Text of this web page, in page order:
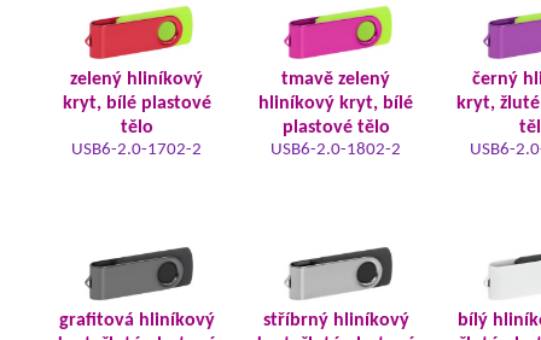
zelený hliníkový
kryt, bílé plastové
tělo
USB6-2.0-1702-2
tmavě zelený
hliníkový kryt, bílé
plastové tělo
USB6-2.0-1802-2
černý
kryt,
USB6-
grafitová hliníkový
stříbrný hliníkový
bílý